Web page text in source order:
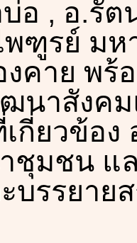
อ , อ.รัต
ฑูรย์ มห
คาย พร้
ฒนาสังค
กี่ยวข้อง
ชุมชน แ
บรรยาย